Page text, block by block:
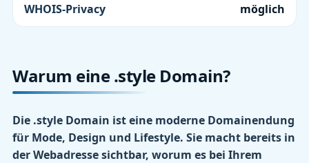
WHOIS-Privacy möglich
Warum eine .style Domain?
Die .style Domain ist eine moderne Domainendung
für Mode, Design und Lifestyle. Sie macht bereits in
der Webadresse sichtbar, worum es bei Ihrem